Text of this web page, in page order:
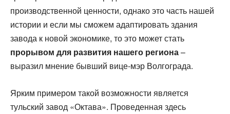
производственной ценности, однако это часть нашей
истории и если мы сможем адаптировать здания
завода к новой экономике, то это может стать
прорывом для развития нашего региона–
выразил мнение бывший вице-мэр Волгограда.
Ярким примером такой возможности является
тульский завод «Октава». Проведенная здесь